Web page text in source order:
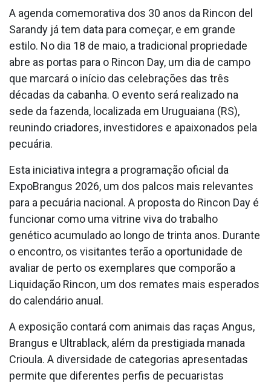
A agenda comemorativa dos 30 anos da Rincon del
Sarandy já tem data para começar, e em grande
estilo. No dia 18 de maio, a tradicional propriedade
abre as portas para o Rincon Day, um dia de campo
que marcará o início das celebrações das três
décadas da cabanha. O evento será realizado na
sede da fazenda, localizada em Uruguaiana (RS),
reunindo criadores, investidores e apaixonados pela
pecuária.
Esta iniciativa integra a programação oficial da
ExpoBrangus 2026, um dos palcos mais relevantes
para a pecuária nacional. A proposta do Rincon Day é
funcionar como uma vitrine viva do trabalho
genético acumulado ao longo de trinta anos. Durante
o encontro, os visitantes terão a oportunidade de
avaliar de perto os exemplares que comporão a
Liquidação Rincon, um dos remates mais esperados
do calendário anual.
A exposição contará com animais das raças Angus,
Brangus e Ultrablack, além da prestigiada manada
Crioula. A diversidade de categorias apresentadas
permite que diferentes perfis de pecuaristas